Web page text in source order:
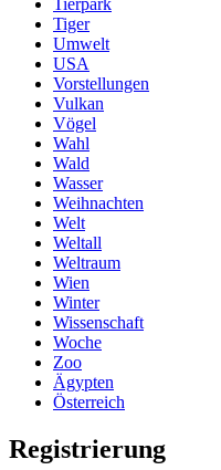
Tierpark
Tiger
Umwelt
USA
Vorstellungen
Vulkan
Vögel
Wahl
Wald
Wasser
Weihnachten
Welt
Weltall
Weltraum
Wien
Winter
Wissenschaft
Woche
Zoo
Ägypten
Österreich
Registrierung